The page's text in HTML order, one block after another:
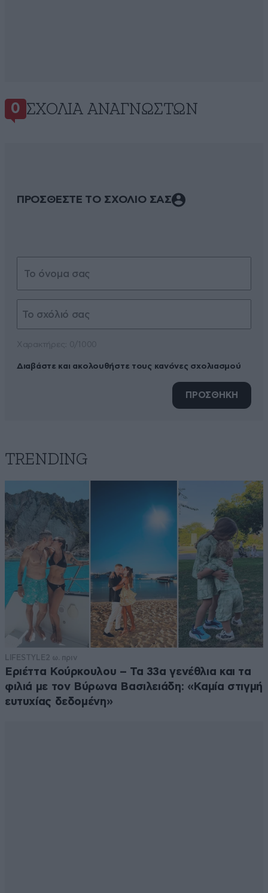
0 ΣΧΌΛΙΑ ΑΝΑΓΝΩΣΤΏΝ
ΠΡΟΣΘΕΣΤΕ ΤΟ ΣΧΟΛΙΟ ΣΑΣ
Διαβάστε και ακολουθήστε τους κανόνες σχολιασμού
ΠΡΟΣΘΗΚΗ
TRENDING
LIFESTYLE 2 ω. πριν
Εριέττα Κούρκουλου – Τα 33α γενέθλια και τα
φιλιά με τον Βύρωνα Βασιλειάδη: «Καμία στιγμή
ευτυχίας δεδομένη»